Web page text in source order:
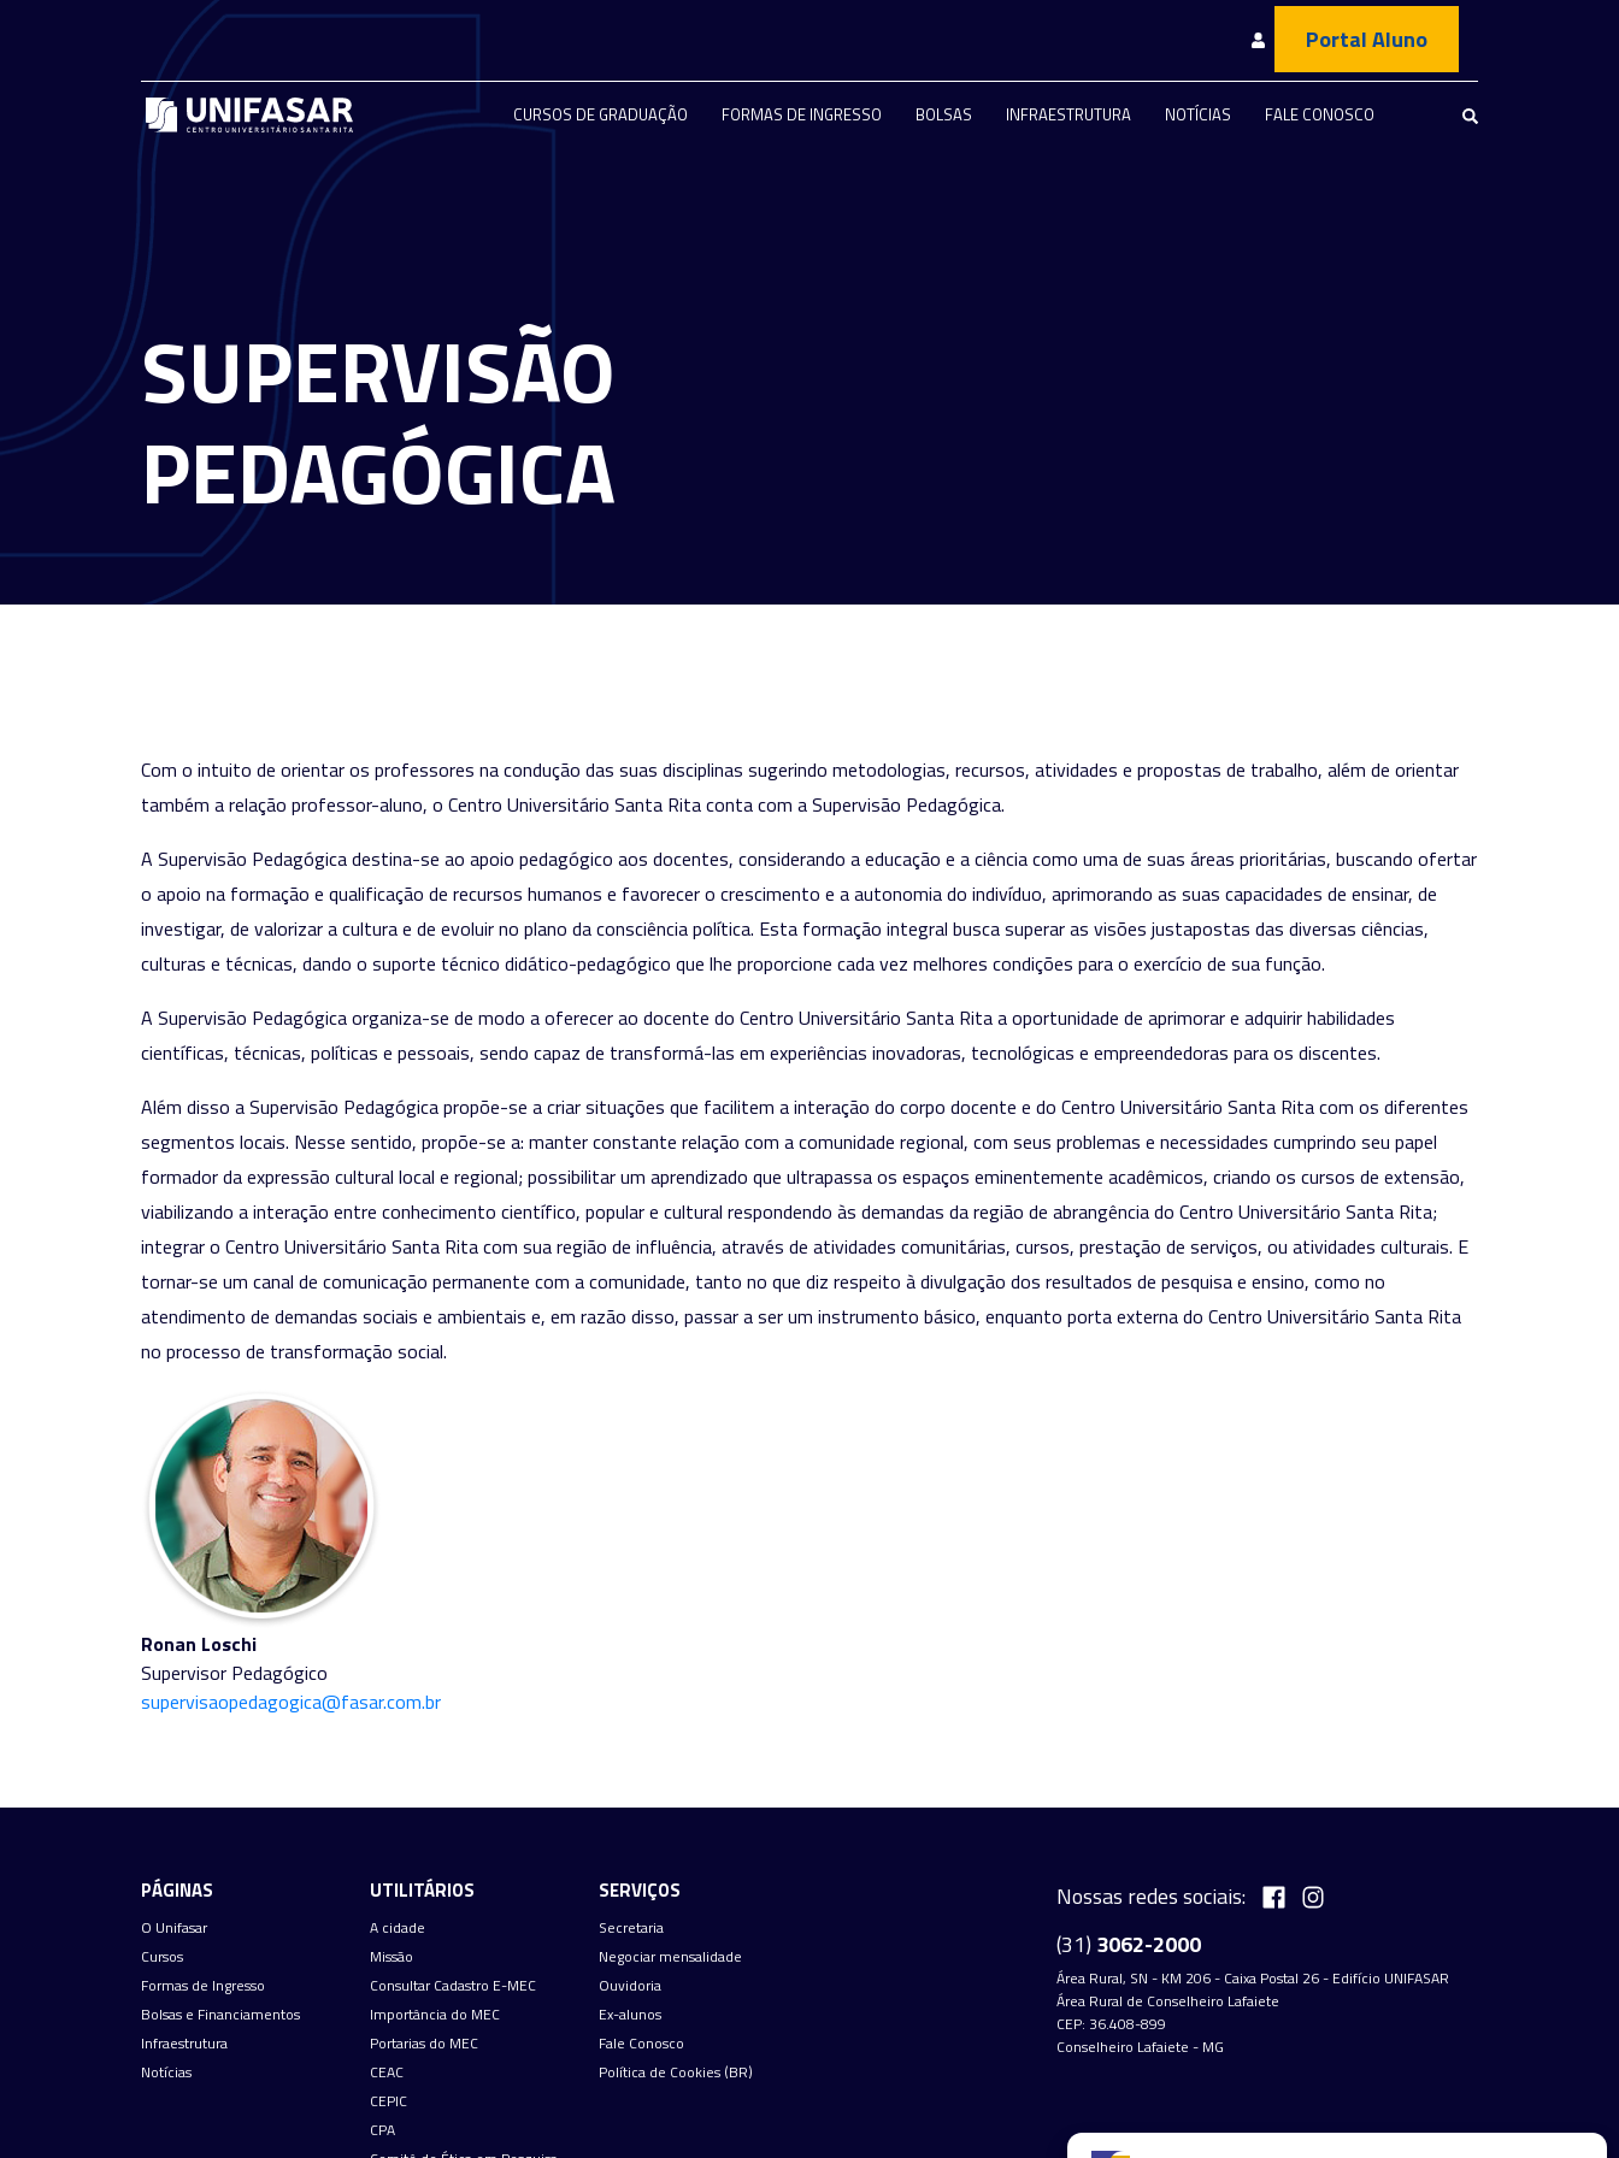
Portal Aluno
CURSOS DE GRADUAÇÃO FORMAS DE INGRESSO BOLSAS INFRAESTRUTURA NOTÍCIAS FALE CONOSCO
SUPERVISÃO
PEDAGÓGICA
Com o intuito de orientar os professores na condução das suas disciplinas sugerindo metodologias, recursos, atividades e propostas de trabalho, além de orientar
também a relação professor-aluno, o Centro Universitário Santa Rita conta com a Supervisão Pedagógica.
A Supervisão Pedagógica destina-se ao apoio pedagógico aos docentes, considerando a educação e a ciência como uma de suas áreas prioritárias, buscando ofertar
o apoio na formação e qualificação de recursos humanos e favorecer o crescimento e a autonomia do indivíduo, aprimorando as suas capacidades de ensinar, de
investigar, de valorizar a cultura e de evoluir no plano da consciência política. Esta formação integral busca superar as visões justapostas das diversas ciências,
culturas e técnicas, dando o suporte técnico didático-pedagógico que lhe proporcione cada vez melhores condições para o exercício de sua função.
A Supervisão Pedagógica organiza-se de modo a oferecer ao docente do Centro Universitário Santa Rita a oportunidade de aprimorar e adquirir habilidades
científicas, técnicas, políticas e pessoais, sendo capaz de transformá-las em experiências inovadoras, tecnológicas e empreendedoras para os discentes.
Além disso a Supervisão Pedagógica propõe-se a criar situações que facilitem a interação do corpo docente e do Centro Universitário Santa Rita com os diferentes
segmentos locais. Nesse sentido, propõe-se a: manter constante relação com a comunidade regional, com seus problemas e necessidades cumprindo seu papel
formador da expressão cultural local e regional; possibilitar um aprendizado que ultrapassa os espaços eminentemente acadêmicos, criando os cursos de extensão,
viabilizando a interação entre conhecimento científico, popular e cultural respondendo às demandas da região de abrangência do Centro Universitário Santa Rita;
integrar o Centro Universitário Santa Rita com sua região de influência, através de atividades comunitárias, cursos, prestação de serviços, ou atividades culturais. E
tornar-se um canal de comunicação permanente com a comunidade, tanto no que diz respeito à divulgação dos resultados de pesquisa e ensino, como no
atendimento de demandas sociais e ambientais e, em razão disso, passar a ser um instrumento básico, enquanto porta externa do Centro Universitário Santa Rita
no processo de transformação social.
Ronan Loschi
Supervisor Pedagógico
supervisaopedagogica@fasar.com.br
PÁGINAS
O Unifasar
Cursos
Formas de Ingresso
Bolsas e Financiamentos
Infraestrutura
Notícias
UTILITÁRIOS
A cidade
Missão
Consultar Cadastro E-MEC
Importância do MEC
Portarias do MEC
CEAC
CEPIC
CPA
SERVIÇOS
Secretaria
Negociar mensalidade
Ouvidoria
Ex-alunos
Fale Conosco
Política de Cookies (BR)
Nossas redes sociais:
(31) 3062-2000
Área Rural, SN - KM 206 - Caixa Postal 26 - Edifício UNIFASAR
Área Rural de Conselheiro Lafaiete
CEP: 36.408-899
Conselheiro Lafaiete - MG